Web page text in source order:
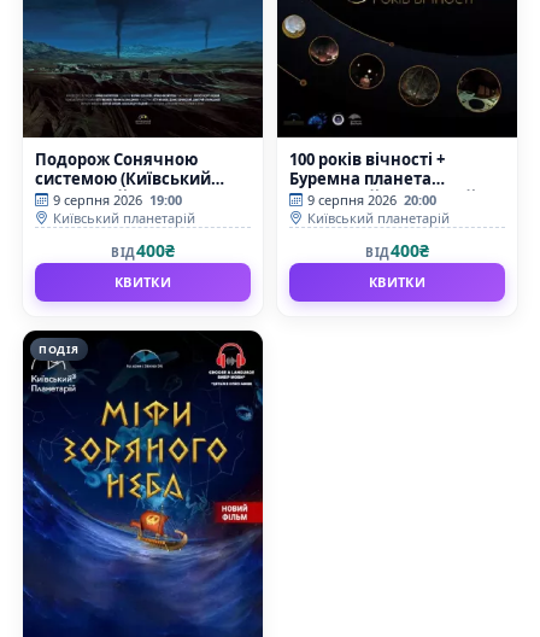
Подорож Сонячною
системою (Київський
планетарій)
9 серпня 2026 19:00
Київський планетарій
ВІД400₴
КВИТКИ
100 років вічності +
Буремна планета
(Київський планетарій)
9 серпня 2026 20:00
Київський планетарій
ВІД400₴
КВИТКИ
ПОДІЯ